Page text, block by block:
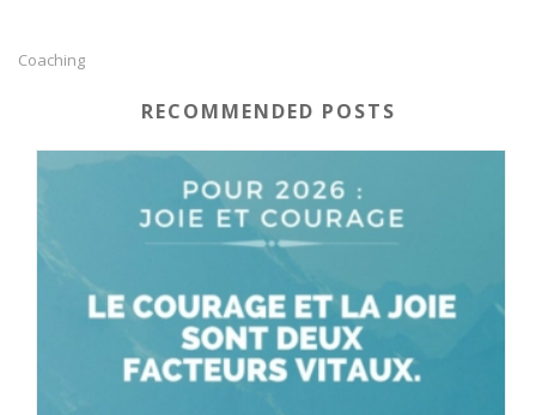
Coaching
RECOMMENDED POSTS